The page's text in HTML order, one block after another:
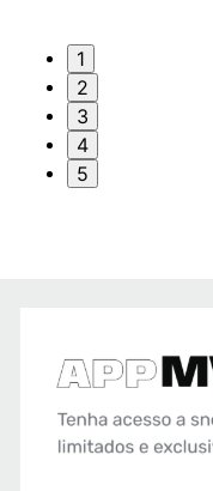
1
2
3
4
5